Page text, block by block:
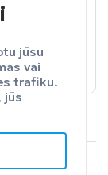
jūsu
vai
trafiku.
jūs